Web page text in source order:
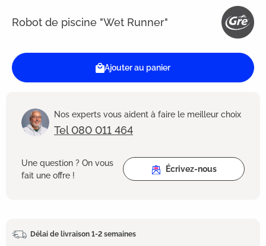
Robot de piscine "Wet Runner"
Ajouter au panier
Nos experts vous aident à faire le meilleur choix
Tel 080 011 464
Une question ? On vous
fait une offre !
Écrivez-nous
Délai de livraison 1-2 semaines